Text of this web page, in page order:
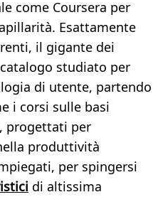
come Coursera per
Esattamente
il gigante dei
studiato per
di utente, partendo
i corsi sulle basi
progettati per
produttività
per spingersi
di altissima